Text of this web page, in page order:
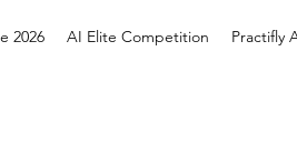
2026 AI Elite Competition Practifly